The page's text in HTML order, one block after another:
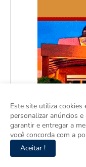
Este site utiliza cookies
personalizar anúncios
garantir e entregar a
você concorda com a
Aceitar !